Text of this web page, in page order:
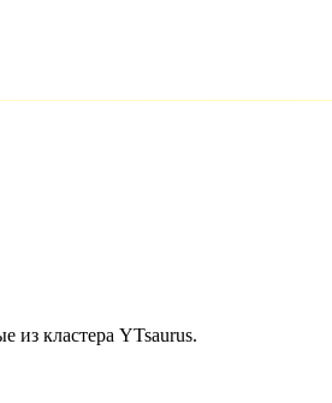
из кластера YTsaurus.